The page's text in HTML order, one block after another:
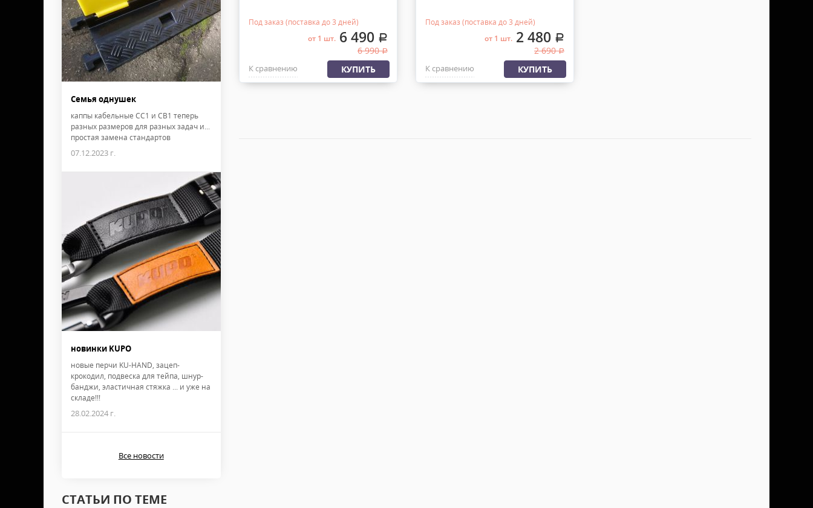
Семья однушек
каппы кабельные CC1 и CB1 теперь
разных размеров для разных задач и...
простая замена стандартов
07.12.2023 г.
новинки KUPO
новые перчи KU-HAND, зацеп-
крокодил, подвеска для тейпа, шнур-
банджи, эластичная стяжка ... и уже на
складе!!!
28.02.2024 г.
Все новости
СТАТЬИ ПО ТЕМЕ
Под заказ (поставка до 3 дней)
от 1 шт.6 490 .
6 990.
К сравнению КУПИТЬ
Под заказ (поставка до 3 дней)
от 1 шт. 2 480 .
2 690.
К сравнению КУПИТЬ